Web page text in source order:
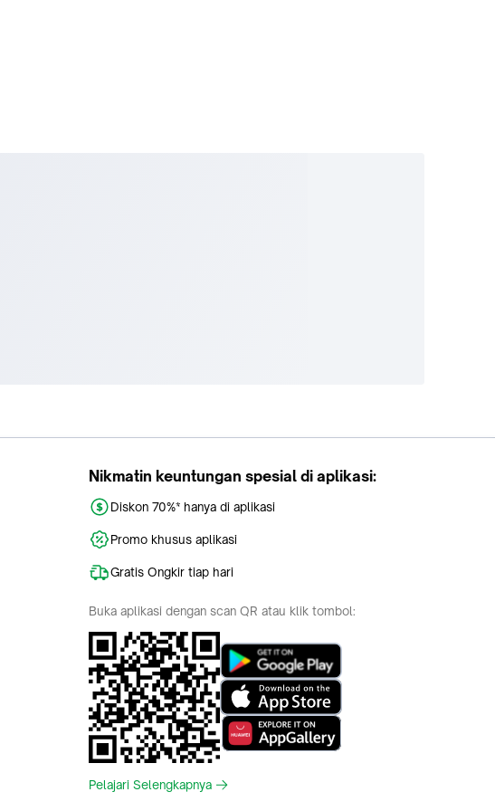
Nikmatin keuntungan spesial di aplikasi:
Diskon 70%* hanya di aplikasi
Promo khusus aplikasi
Gratis Ongkir tiap hari
Buka aplikasi dengan scan QR atau klik tombol:
Pelajari Selengkapnya